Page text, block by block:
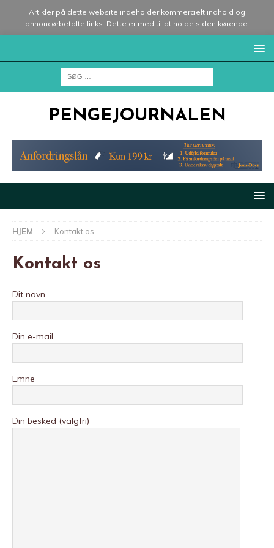
Artikler på dette website indeholder kommercielt indhold og
annoncørbetalte links. Dette er med til at holde siden kørende.
PENGEJOURNALEN
HJEM Kontakt os
Kontakt os
Dit navn
Din e-mail
Emne
Din besked (valgfri)